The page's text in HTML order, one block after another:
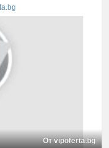
От vipoferta.bg